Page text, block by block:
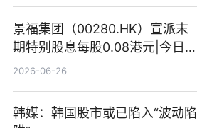
景福集团（00280.HK）宣派末
期特别股息每股0.08港元|今日快
看
2026-06-26
韩媒：韩国股市或已陷入“波动陷